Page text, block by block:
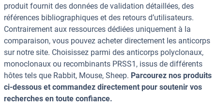
produit fournit des données de validation détaillées, des
références bibliographiques et des retours d’utilisateurs.
Contrairement aux ressources dédiées uniquement à la
comparaison, vous pouvez acheter directement les anticorps
sur notre site. Choisissez parmi des anticorps polyclonaux,
monoclonaux ou recombinants PRSS1, issus de différents
hôtes tels que Rabbit, Mouse, Sheep. Parcourez nos produits
ci-dessous et commandez directement pour soutenir vos
recherches en toute confiance.